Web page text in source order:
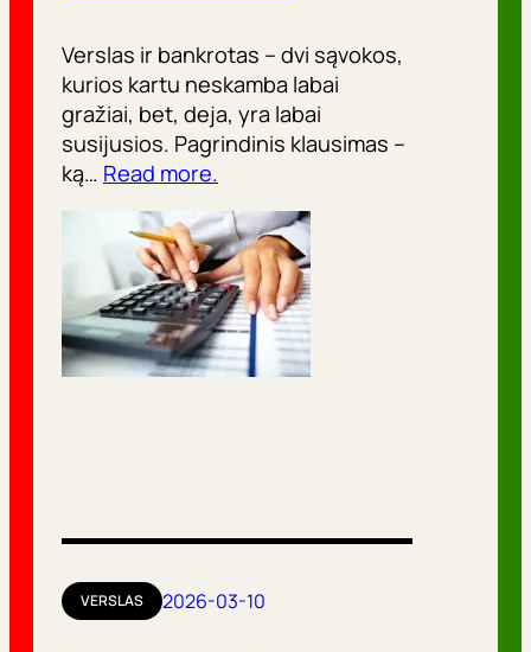
Verslas ir bankrotas – dvi sąvokos,
kurios kartu neskamba labai
gražiai, bet, deja, yra labai
susijusios. Pagrindinis klausimas –
ką… Read more.
VERSLAS 2026-03-10